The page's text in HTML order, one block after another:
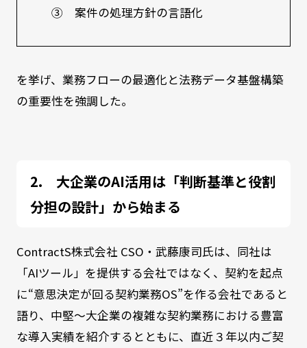
③ 案件の処理方針の言語化
を挙げ、業務フローの最適化と法務データ基盤構築
の重要性を強調した。
大企業のAI活用は「判断基準と役割
分担の設計」から始まる
ContractS株式会社 CSO・武藤康司氏は、同社は
「AIツール」を提供する会社ではなく、契約を起点
に“意思決定が回る契約業務OS”を作る会社であると
語り、中堅～大企業の複雑な契約業務における豊富
な導入実績を紹介するとともに、直近３年以内ご契